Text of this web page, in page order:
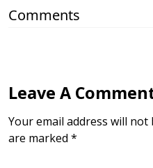
Comments
Leave A
Your email address will not
are marked *